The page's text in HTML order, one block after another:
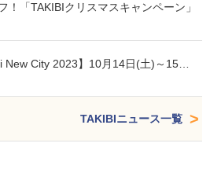
！「TAKIBIクリスマスキャンペーン」
New City 2023】10月14日(土)～15…
TAKIBIニュース一覧